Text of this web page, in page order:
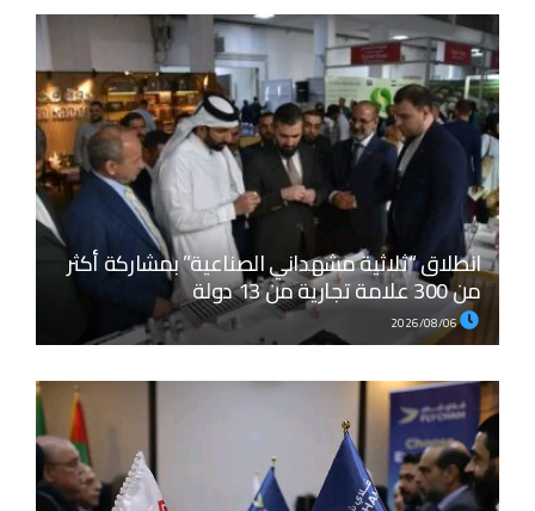
انطلاق “ثلاثية مشهداني الصناعية” بمشاركة أكثر
من 300 علامة تجارية من 13 دولة
2026/08/06